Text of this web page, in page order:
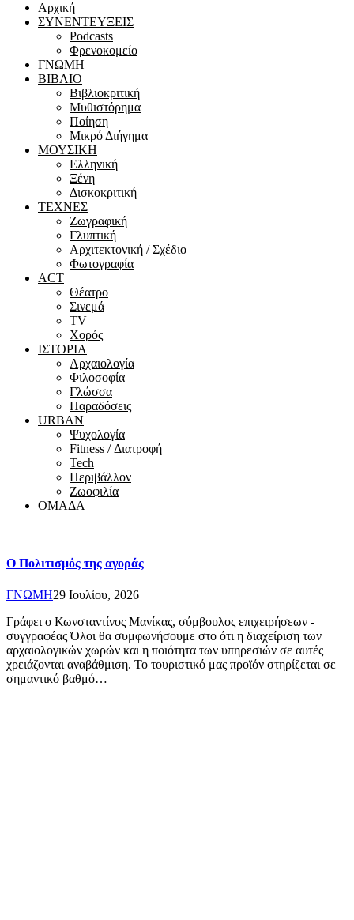
Αρχική
ΣΥΝΕΝΤΕΥΞΕΙΣ
Podcasts
Φρενοκομείο
ΓΝΩΜΗ
ΒΙΒΛΙΟ
Βιβλιοκριτική
Μυθιστόρημα
Ποίηση
Μικρό Διήγημα
ΜΟΥΣΙΚΗ
Ελληνική
Ξένη
Δισκοκριτική
ΤΕΧΝΕΣ
Ζωγραφική
Γλυπτική
Αρχιτεκτονική / Σχέδιο
Φωτογραφία
ACT
Θέατρο
Σινεμά
ΤV
Χορός
ΙΣΤΟΡΙΑ
Αρχαιολογία
Φιλοσοφία
Γλώσσα
Παραδόσεις
URBAN
Ψυχολογία
Fitness / Διατροφή
Tech
Περιβάλλον
Ζωοφιλία
ΟΜΑΔΑ
Ο Πολιτισμός της αγοράς
ΓΝΩΜΗ29 Ιουλίου, 2026
Γράφει ο Κωνσταντίνος Μανίκας, σύμβουλος επιχειρήσεων -
συγγραφέας Όλοι θα συμφωνήσουμε στο ότι η διαχείριση των
αρχαιολογικών χωρών και η ποιότητα των υπηρεσιών σε αυτές
χρειάζονται αναβάθμιση. Το τουριστικό μας προϊόν στηρίζεται σε
σημαντικό βαθμό…